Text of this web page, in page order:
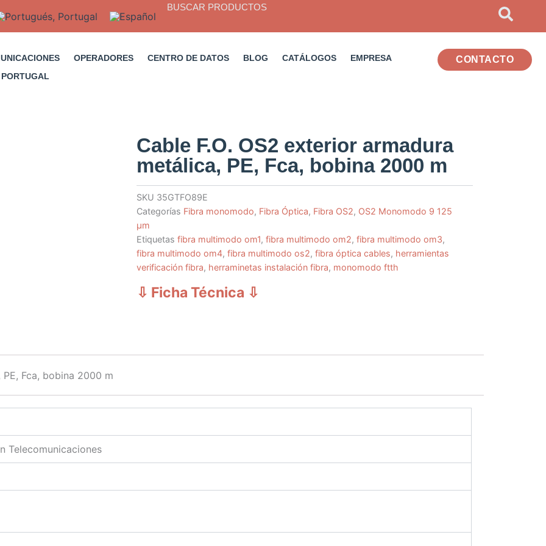
BUSCAR PRODUCTOS
OPERADORES CENTRO DE DATOS BLOG CATÁLOGOS EMPRESA CONTACTO
Cable F.O. OS2 exterior armadura
metálica, PE, Fca, bobina 2000 m
SKU 35GTFO89E
Categorías Fibra monomodo, Fibra Óptica, Fibra OS2, OS2 Monomodo 9 125
µm
Etiquetas fibra multimodo om1, fibra multimodo om2, fibra multimodo om3,
fibra multimodo om4, fibra multimodo os2, fibra óptica cables, herramientas
verificación fibra, herraminetas instalación fibra, monomodo ftth
⇩ Ficha Técnica ⇩
Fca, bobina 2000 m
Telecomunicaciones